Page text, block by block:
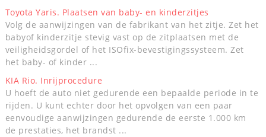
Toyota Yaris. Plaatsen van baby- en kinderzitjes
Volg de aanwijzingen van de fabrikant van het zitje. Zet het
babyof kinderzitje stevig vast op de zitplaatsen met de
veiligheidsgordel of het ISOfix-bevestigingssysteem. Zet
het baby- of kinder ...
KIA Rio. Inrijprocedure
U hoeft de auto niet gedurende een bepaalde periode in te
rijden. U kunt echter door het opvolgen van een paar
eenvoudige aanwijzingen gedurende de eerste 1.000 km
de prestaties, het brandst ...